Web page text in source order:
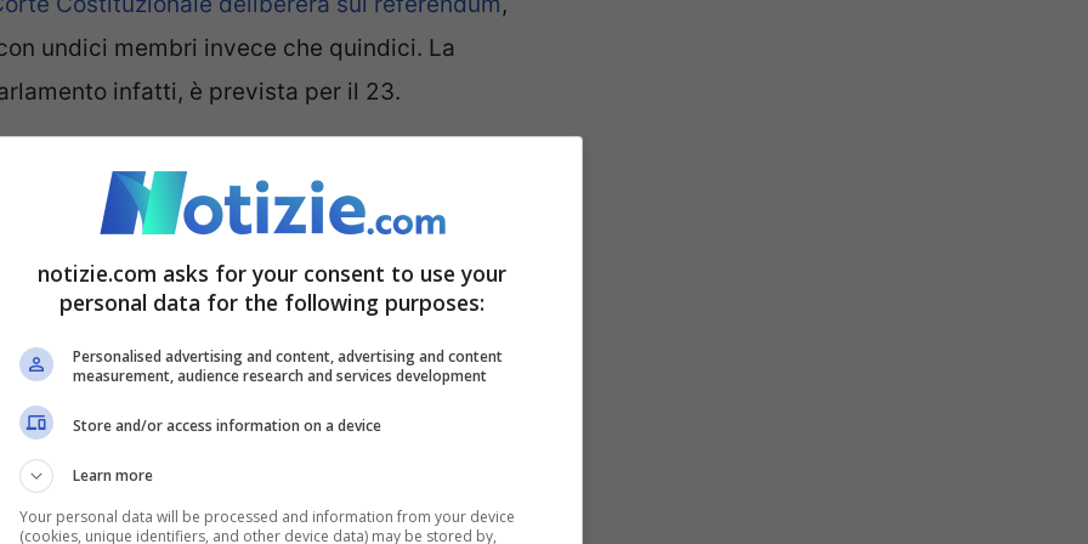
undici membri invece che quindici. La
infatti, è prevista per il 23.
la decisione è vicina: “
La Consulta è legittimata a lavorare
venire meno per qualsiasi impedimento,
a deliberare sui referendum.
“Ci si riaggiorna, capita
Capita spesso quando non si può
notizie.com asks for your consent to use your
personal data for the following purposes:
Personalised advertising and content, advertising and content
measurement, audience research and services development
Store and/or access information on a device
Learn more
Your personal data will be processed and information from your device
(cookies, unique identifiers, and other device data) may be stored by,